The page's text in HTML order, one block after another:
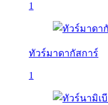
1
ทัวร์มาดากัสการ์
1